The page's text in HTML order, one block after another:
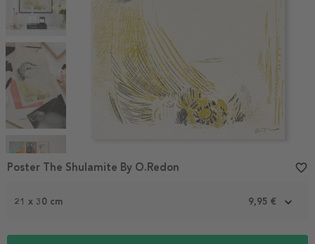
1
21 x 30 cm 9,95 €
Poster The Shulamite By O.Redon favorite_border